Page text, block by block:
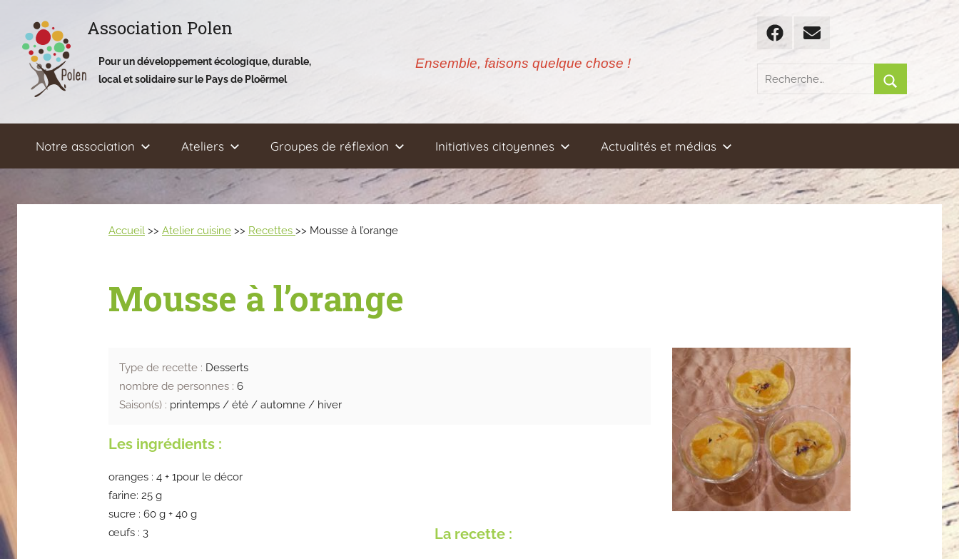
contenu
Association Polen
Pour un développement écologique, durable,
local et solidaire sur le Pays de Ploërmel
Ensemble, faisons quelque chose !
FacebookEmail
Recherche
pour
Notre association Ateliers Groupes de réflexion Initiatives citoyennes Actualités et médias
Accueil >> Atelier cuisine >> Recettes >> Mousse à l’orange
Mousse à l’orange
Type de recette : Desserts
nombre de personnes : 6
Saison(s) : printemps / été / automne / hiver
Les ingrédients :
oranges : 4 + 1pour le décor
farine: 25 g
sucre : 60 g + 40 g
œufs : 3 La recette :